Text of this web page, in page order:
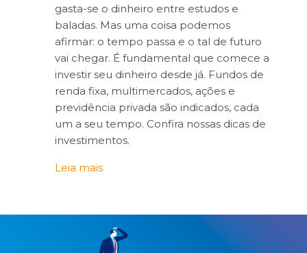
gasta-se o dinheiro entre estudos e
baladas. Mas uma coisa podemos
afirmar: o tempo passa e o tal de futuro
vai chegar. É fundamental que comece a
investir seu dinheiro desde já. Fundos de
renda fixa, multimercados, ações e
previdência privada são indicados, cada
um a seu tempo. Confira nossas dicas de
investimentos.
Leia mais